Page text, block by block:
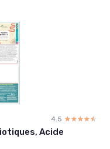
4.5 ☆☆☆☆☆
★★★★★
Acide